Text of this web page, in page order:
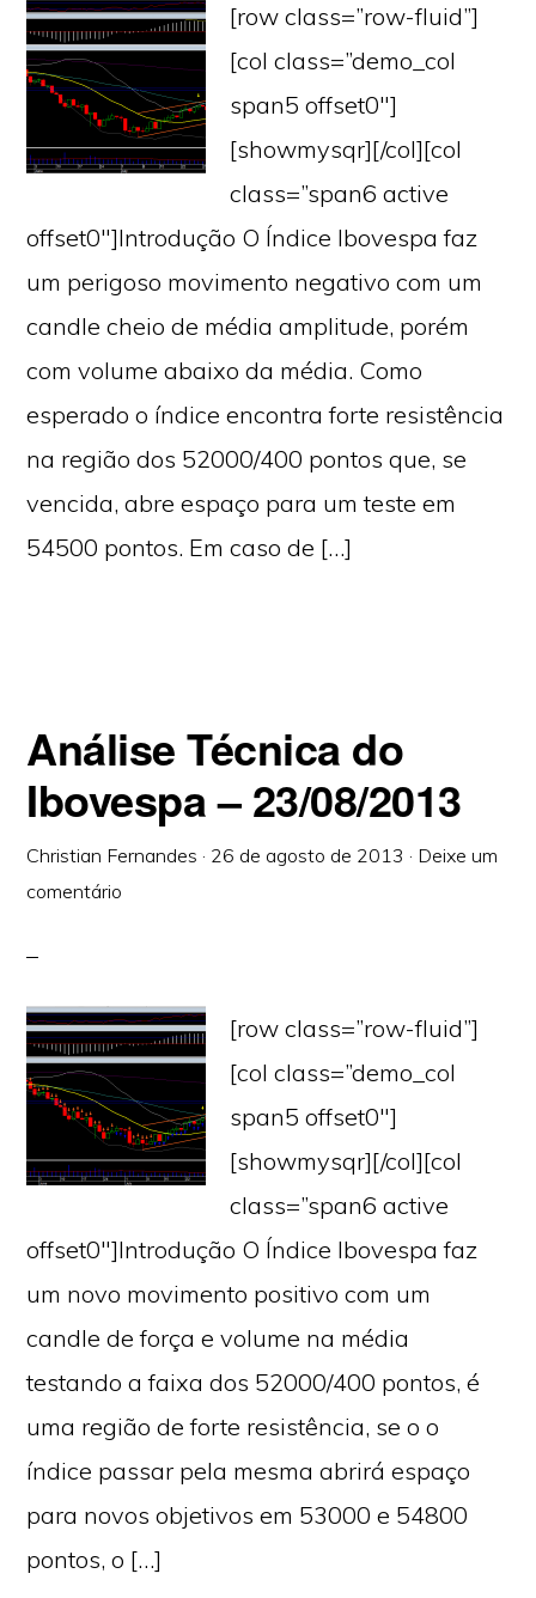
[row class=”row-fluid”]
[col class=”demo_col
span5 offset0″]
[showmysqr][/col][col
class=”span6 active
offset0″]Introdução O Índice Ibovespa faz
um perigoso movimento negativo com um
candle cheio de média amplitude, porém
com volume abaixo da média. Como
esperado o índice encontra forte resistência
na região dos 52000/400 pontos que, se
vencida, abre espaço para um teste em
54500 pontos. Em caso de […]
Análise Técnica do
Ibovespa – 23/08/2013
Christian Fernandes · 26 de agosto de 2013 · Deixe um
comentário
[row class=”row-fluid”]
[col class=”demo_col
span5 offset0″]
[showmysqr][/col][col
class=”span6 active
offset0″]Introdução O Índice Ibovespa faz
um novo movimento positivo com um
candle de força e volume na média
testando a faixa dos 52000/400 pontos, é
uma região de forte resistência, se o o
índice passar pela mesma abrirá espaço
para novos objetivos em 53000 e 54800
pontos, o […]